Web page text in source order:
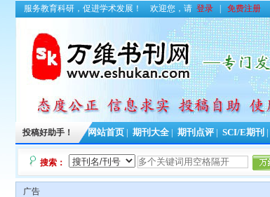
服务教育科研，促进学术发展！ 欢迎您，请 登录 免费注册
投稿好助手！ 网站首页 期刊大全 期刊点评 SCI/E期刊
搜索：
广告